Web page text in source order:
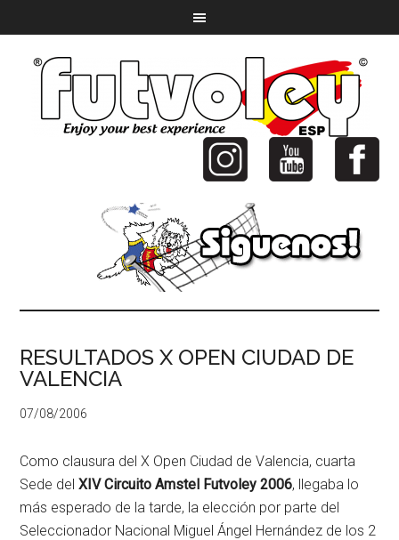
RESULTADOS X OPEN CIUDAD DE
VALENCIA
07/08/2006
Como clausura del X Open Ciudad de Valencia, cuarta
Sede delXIV Circuito Amstel Futvoley 2006, llegaba lo
más esperado de la tarde, la elección por parte del
Seleccionador Nacional Miguel Ángel Hernández de los 2